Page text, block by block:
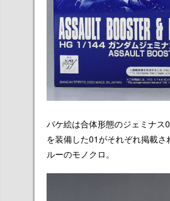
パケ絵は合体形態のジェミナス
を装備した01がそれぞれ掲載
ルーのモノクロ。